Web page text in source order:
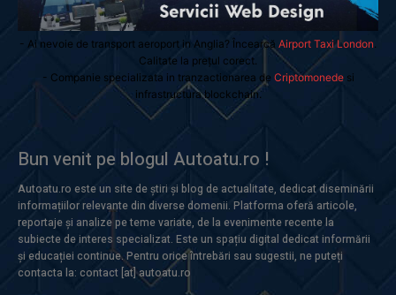
- Ai nevoie de transport aeroport in Anglia? Încearcă Airport Taxi London
Calitate la prețul corect.
- Companie specializata in tranzactionarea de Criptomonedesi
infrastructura blockchain.
Bun venit pe blogul Autoatu.ro !
Autoatu.ro este un site de știri și blog de actualitate, dedicat diseminării
informațiilor relevante din diverse domenii. Platforma oferă articole,
reportaje și analize pe teme variate, de la evenimente recente la
subiecte de interes specializat. Este un spațiu digital dedicat informării
și educației continue. Pentru orice întrebări sau sugestii, ne puteți
contacta la: contact [at] autoatu.ro